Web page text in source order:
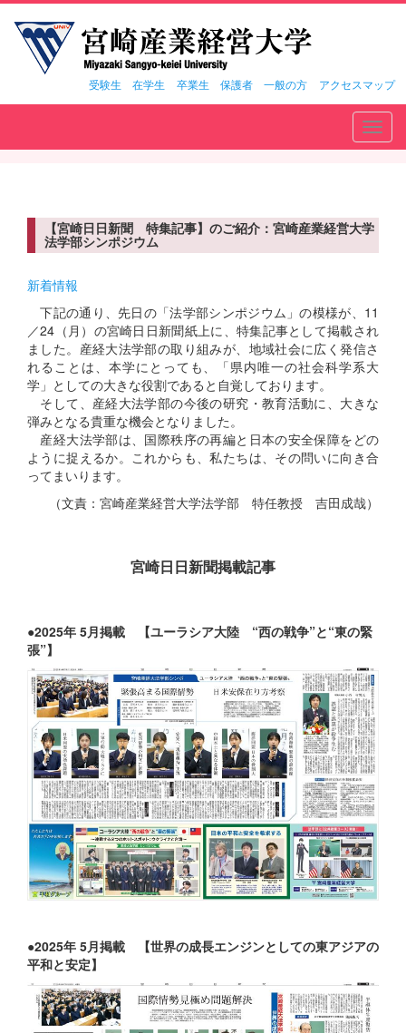
受験生 在学生 卒業生 保護者 一般の方 アクセスマップ
【宮崎日日新聞 特集記事】のご紹介：宮崎産業経営大学
法学部シンポジウム
新着情報
下記の通り、先日の「法学部シンポジウム」の模様が、11
／24（月）の宮崎日日新聞紙上に、特集記事として掲載され
ました。産経大法学部の取り組みが、地域社会に広く発信さ
れることは、本学にとっても、「県内唯一の社会科学系大
学」としての大きな役割であると自覚しております。
そして、産経大法学部の今後の研究・教育活動に、大きな
弾みとなる貴重な機会となりました。
産経大法学部は、国際秩序の再編と日本の安全保障をどの
ように捉えるか。これからも、私たちは、その問いに向き合
ってまいります。
（文責：宮崎産業経営大学法学部 特任教授 吉田成哉）
宮崎日日新聞掲載記事
●2025年 5月掲載 【ユーラシア大陸 “西の戦争”と“東の緊
張”】
●2025年 5月掲載
【世界の成長エンジンとしての東アジアの
平和と安定】